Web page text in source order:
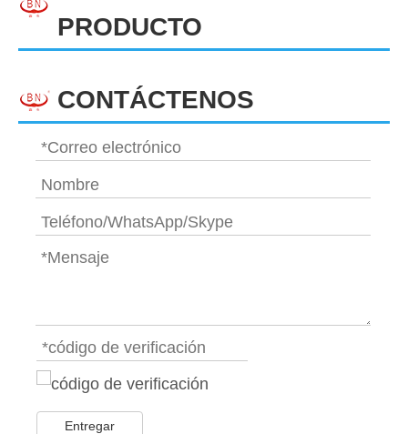
PRODUCTO
CONTÁCTENOS
Entregar